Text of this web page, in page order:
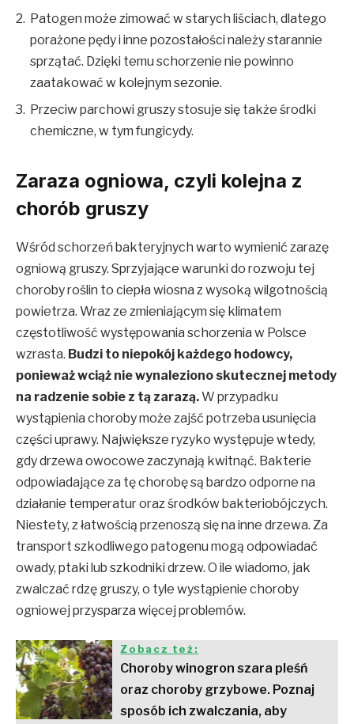
Patogen może zimować w starych liściach, dlatego
porażone pędy i inne pozostałości należy starannie
sprzątać. Dzięki temu schorzenie nie powinno
zaatakować w kolejnym sezonie.
Przeciw parchowi gruszy stosuje się także środki
chemiczne, w tym fungicydy.
Zaraza ogniowa, czyli kolejna z
chorób gruszy
Wśród schorzeń bakteryjnych warto wymienić zarazę
ogniową gruszy. Sprzyjające warunki do rozwoju tej
choroby roślin to ciepła wiosna z wysoką wilgotnością
powietrza. Wraz ze zmieniającym się klimatem
częstotliwość występowania schorzenia w Polsce
wzrasta. Budzi to niepokój każdego hodowcy,
ponieważ wciąż nie wynaleziono skutecznej metody
na radzenie sobie z tą zarazą.W przypadku
wystąpienia choroby może zajść potrzeba usunięcia
części uprawy. Największe ryzyko występuje wtedy,
gdy drzewa owocowe zaczynają kwitnąć. Bakterie
odpowiadające za tę chorobę są bardzo odporne na
działanie temperatur oraz środków bakteriobójczych.
Niestety, z łatwością przenoszą się na inne drzewa. Za
transport szkodliwego patogenu mogą odpowiadać
owady, ptaki lub szkodniki drzew. O ile wiadomo, jak
zwalczać rdzę gruszy, o tyle wystąpienie choroby
ogniowej przysparza więcej problemów.
Zobacz też:
Choroby winogron szara pleśń
oraz choroby grzybowe. Poznaj
sposób ich zwalczania, aby